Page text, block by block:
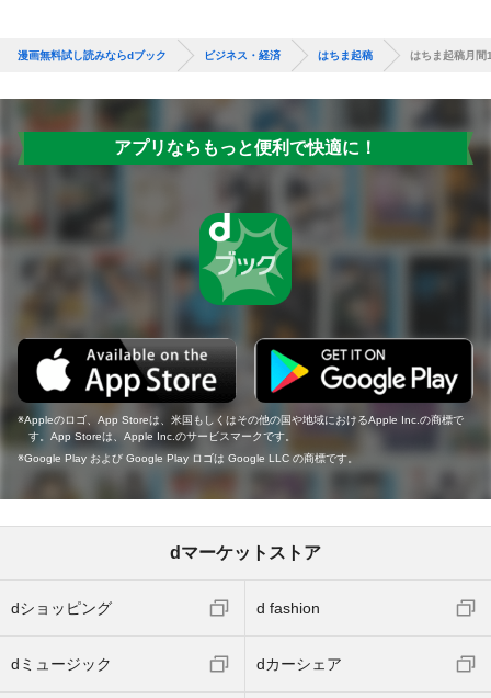
漫画無料試し読みならdブック ビジネス・経済 はちま起稿 はちま起稿月間
アプリならもっと便利で快適に！
Appleのロゴ、App Storeは、米国もしくはその他の国や地域におけるApple Inc.の商標で
す。App Storeは、Apple Inc.のサービスマークです。
Google Play および Google Play ロゴは Google LLC の商標です。
dマーケットストア
dショッピング d fashion
dミュージック dカーシェア